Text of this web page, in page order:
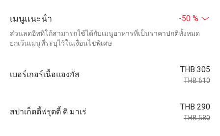
เมนูแนะนำ -50 %
ส่วนลดอีททิโก้สามารถใช้ได้กับเมนูอาหารที่เป็นราคาปกติทั้งหมด
ยกเว้นเมนูที่ระบุไว้ในเงื่อนไขพิเศษ
เบอร์เกอร์เนื้อแองกัส
THB 305
THB 610
สปาเก็ตตี้ฟรุตตี้ ดิ มาเร่
THB 290
THB 580